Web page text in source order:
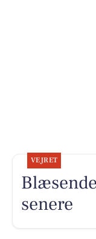
VEJRET
senere